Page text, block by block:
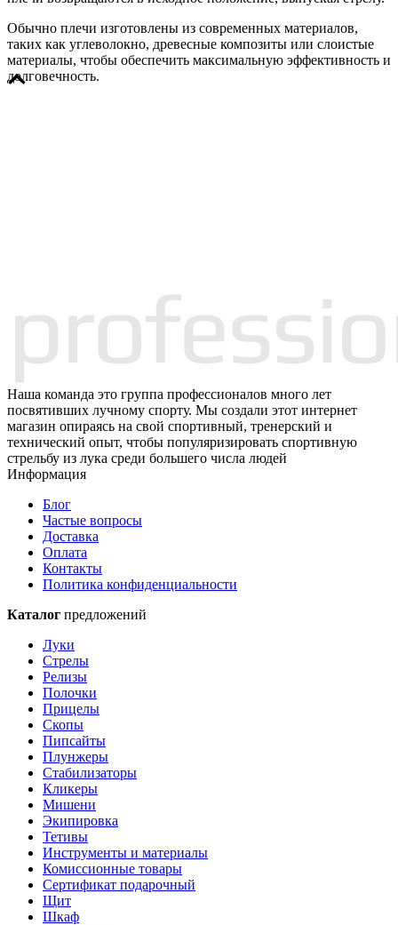
Обычно плечи изготовлены из современных материалов,
таких как углеволокно, древесные композиты или слоистые
материалы, чтобы обеспечить максимальную эффективность и
долговечность.
Наша команда это группа профессионалов много лет
посвятивших лучному спорту. Мы создали этот интернет
магазин опираясь на свой спортивный, тренерский и
технический опыт, чтобы популяризировать спортивную
стрельбу из лука среди большего числа людей
Информация
Блог
Частые вопросы
Доставка
Оплата
Контакты
Политика конфиденциальности
Каталог предложений
Луки
Стрелы
Релизы
Полочки
Прицелы
Скопы
Пипсайты
Плунжеры
Стабилизаторы
Кликеры
Мишени
Экипировка
Тетивы
Инструменты и материалы
Комиссионные товары
Сертификат подарочный
Щит
Шкаф